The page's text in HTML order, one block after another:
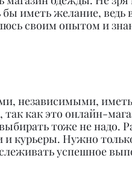
иметь желание, ведь
своим опытом и
независимыми, иметь
как это онлайн-
тоже не надо.
курьеры. Нужно
успешное